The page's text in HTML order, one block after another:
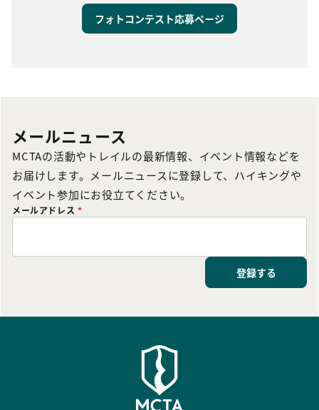
フォトコンテスト応募ページ
メールニュース
MCTAの活動やトレイルの最新情報、イベント情報などを
お届けします。メールニュースに登録して、ハイキングや
イベント参加にお役立てください。
メールアドレス *
登録する